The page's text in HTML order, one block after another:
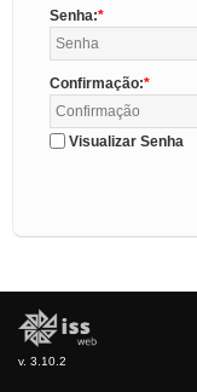
Senha:
Confirmação:
Visualizar Senha
v. 3.10.2